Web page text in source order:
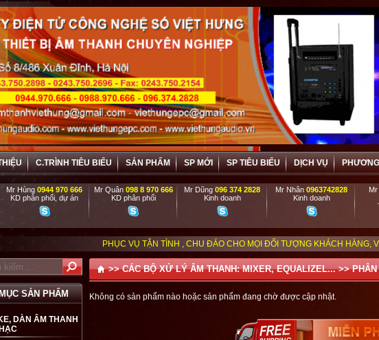
C.TRÌNH TIÊU BIỂU SẢN PHẨM SP MỚI SP TIÊU BIỂU DỊCH VỤ
Mr Hùng0944 970 666
KD phân phối, dự án
Mr Quân 098 8 970 666
KD phân phối
Mr Dũng096 374 2828
Kinh doanh
Mr Nhân0963742828
Kinh doanh
PHỤC VỤ TẬN TÌNH , CHU ĐÁO CHO MỌI ĐỐI TƯỢNG KHÁCH HÀNG, VIỆT HƯNG
SẢN PHẨM
DÀN ÂM THANH
>>CÁC BỘ XỬ LÝ ÂM THANH: MIXER, EQUALIZEL...>>
Không có sản phẩm nào hoặc sản phẩm đang chờ được cập nhật.